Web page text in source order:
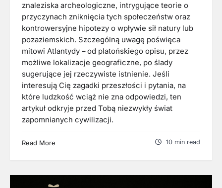
znaleziska archeologiczne, intrygujące teorie o
przyczynach zniknięcia tych społeczeństw oraz
kontrowersyjne hipotezy o wpływie sił natury lub
pozaziemskich. Szczególną uwagę poświęca
mitowi Atlantydy – od platońskiego opisu, przez
możliwe lokalizacje geograficzne, po ślady
sugerujące jej rzeczywiste istnienie. Jeśli
interesują Cię zagadki przeszłości i pytania, na
które ludzkość wciąż nie zna odpowiedzi, ten
artykuł odkryje przed Tobą niezwykły świat
zapomnianych cywilizacji.
Read More 10 min read